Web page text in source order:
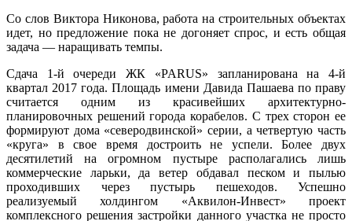
Со слов Виктора Никонова, работа на строительных объектах
идет, но предложение пока не догоняет спрос, и есть общая
задача — наращивать темпы.
Сдача 1-й очереди ЖК «PARUS» запланирована на 4-й
квартал 2017 года. Площадь имени Давида Пашаева по праву
считается одним из красивейших архитектурно-
планировочных решений города корабелов. С трех сторон ее
формируют дома «северодвинской» серии, а четвертую часть
«круга» в свое время достроить не успели. Более двух
десятилетий на огромном пустыре располагались лишь
коммерческие ларьки, да ветер обдавал песком и пылью
проходивших через пустырь пешеходов. Успешно
реализуемый холдингом «Аквилон-Инвест» проект
комплексного решения застройки данного участка не просто